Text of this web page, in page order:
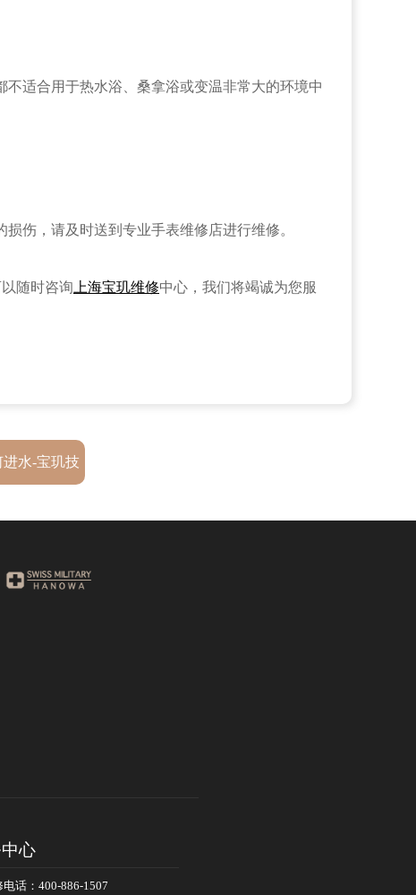
适合用于热水浴、桑拿浴或变温非常大的环境中
伤，请及时送到专业手表维修店进行维修。
随时咨询 上海宝玑维修中心，我们将竭诚为您服
水-宝玑技
心
电话：400-886-1507